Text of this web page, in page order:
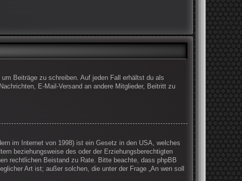
Beiträge zu schreiben. Auf jeden Fall erhältst du als
E-Mail-Versand an andere Mitglieder, Beitritt zu
im Internet von 1998) ist ein Gesetz in den USA, welches
beziehungsweise des oder der Erziehungsberechtigten
rechtlichen Beistand zu Rate. Bitte beachte, dass phpBB
Art ist; außer solchen, die unter der Frage „An wen soll